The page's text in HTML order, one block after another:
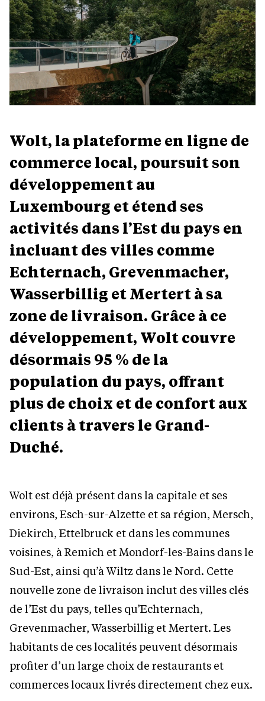
Wolt, la plateforme en ligne de
commerce local, poursuit son
développement au
Luxembourg et étend ses
activités dans l’Est du pays en
incluant des villes comme
Echternach, Grevenmacher,
Wasserbillig et Mertert à sa
zone de livraison. Grâce à ce
développement, Wolt couvre
désormais 95 % de la
population du pays, offrant
plus de choix et de confort aux
clients à travers le Grand-
Duché.
Wolt est déjà présent dans la capitale et ses
environs, Esch-sur-Alzette et sa région, Mersch,
Diekirch, Ettelbruck et dans les communes
voisines, à Remich et Mondorf-les-Bains dans le
Sud-Est, ainsi qu’à Wiltz dans le Nord. Cette
nouvelle zone de livraison inclut des villes clés
de l’Est du pays, telles qu’Echternach,
Grevenmacher, Wasserbillig et Mertert. Les
habitants de ces localités peuvent désormais
profiter d’un large choix de restaurants et
commerces locaux livrés directement chez eux.